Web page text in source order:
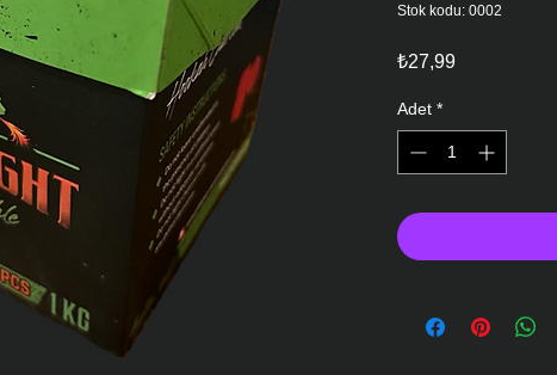
Stok kodu: 0002
₺27,99Fiyat
Adet *